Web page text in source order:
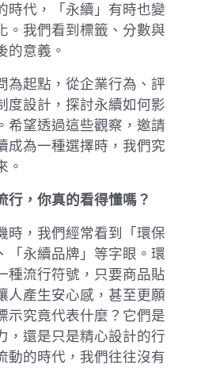
時代，「永續」有時也變
。我們看到標籤、分數與
的意義。
為起點，從企業行為、評
度設計，探討永續如何影
希望透過這些觀察，邀請
成為一種選擇時，我們究
。
行，你真的看得懂嗎？
時，我們經常看到「環保
「永續品牌」等字眼。環
種流行符號，只要商品貼
人產生安心感，甚至更願
示究竟代表什麼？它們是
，還是只是精心設計的行
動的時代，我們往往沒有